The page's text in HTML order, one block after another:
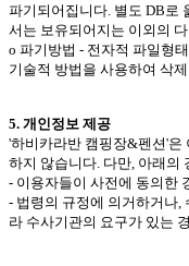
파기되어집니다. 별도 DB로
서는 보유되어지는 이외의
ο 파기방법 - 전자적 파일형
기술적 방법을 사용하여 삭제
5. 개인정보 제공
'하비카라반 캠핑장&펜션'은
하지 않습니다. 다만, 아래의
- 이용자들이 사전에 동의한
- 법령의 규정에 의거하거나,
라 수사기관의 요구가 있는